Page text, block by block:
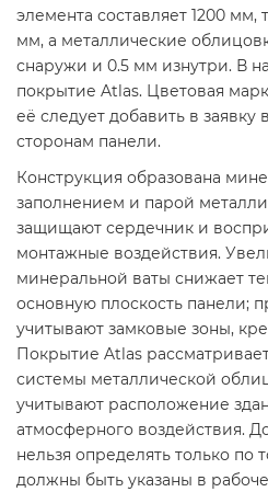
элемента составляет 1200
мм, а металлические
снаружи и 0.5 мм изнутри. В
покрытие Atlas. Цветовая
её следует добавить в
сторонам панели.
Конструкция образована
заполнением и парой
защищают сердечник и
монтажные воздействия.
минеральной ваты снижает
основную плоскость панели;
учитывают замковые зоны,
Покрытие Atlas
системы металлической
учитывают расположение
атмосферного воздействия.
нельзя определять только по
должны быть указаны в